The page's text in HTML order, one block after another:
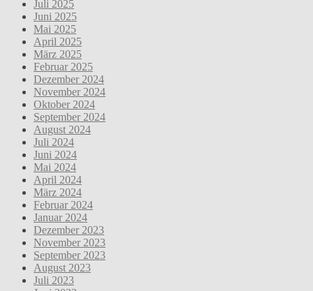
Juli 2025
Juni 2025
Mai 2025
April 2025
März 2025
Februar 2025
Dezember 2024
November 2024
Oktober 2024
September 2024
August 2024
Juli 2024
Juni 2024
Mai 2024
April 2024
März 2024
Februar 2024
Januar 2024
Dezember 2023
November 2023
September 2023
August 2023
Juli 2023